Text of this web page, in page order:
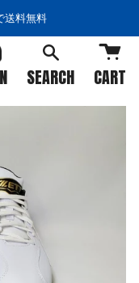
送料無料
SEARCH CART